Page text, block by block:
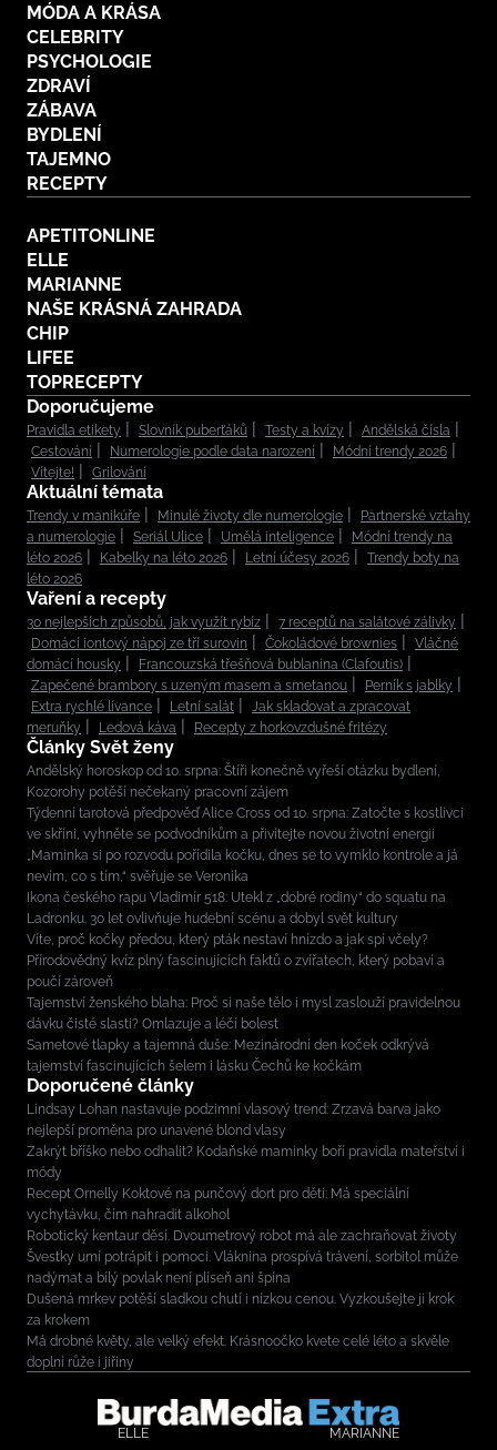
MÓDA A KRÁSA
CELEBRITY
PSYCHOLOGIE
ZDRAVÍ
ZÁBAVA
BYDLENÍ
TAJEMNO
RECEPTY
APETITONLINE
ELLE
MARIANNE
NAŠE KRÁSNÁ ZAHRADA
CHIP
LIFEE
TOPRECEPTY
Doporučujeme
Pravidla etikety Slovník puberťáků Testy a kvízy
Andělská čísla
Cestování
Numerologie podle data narození
Módní trendy 2026
Vítejte!
Grilování
Aktuální témata
Trendy v manikúře Minulé životy dle numerologie
Partnerské vztahy
a numerologie
Seriál Ulice Umělá inteligence
Módní trendy na
léto 2026
Kabelky na léto 2026 Letní účesy 2026
Trendy boty na
léto 2026
Vaření a recepty
30 nejlepších způsobů, jak využít rybíz
7 receptů na salátové zálivky
Domácí iontový nápoj ze tří surovin
Čokoládové brownies
Vláčné
domácí housky
Francouzská třešňová bublanina (Clafoutis)
Zapečené brambory s uzeným masem a smetanou
Perník s jablky
Extra rychlé lívance
Letní salát
Jak skladovat a zpracovat
meruňky
Ledová káva Recepty z horkovzdušné fritézy
Články Svět ženy
Andělský horoskop od 10. srpna: Štíři konečně vyřeší otázku bydlení,
Kozorohy potěší nečekaný pracovní zájem
Týdenní tarotová předpověď Alice Cross od 10. srpna: Zatočte s kostlivci
ve skříni, vyhněte se podvodníkům a přivítejte novou životní energii
„Maminka si po rozvodu pořídila kočku, dnes se to vymklo kontrole a já
nevím, co s tím,“ svěřuje se Veronika
Ikona českého rapu Vladimír 518: Utekl z „dobré rodiny“ do squatu na
Ladronku. 30 let ovlivňuje hudební scénu a dobyl svět kultury
Víte, proč kočky předou, který pták nestaví hnízdo a jak spí včely?
Přírodovědný kvíz plný fascinujících faktů o zvířatech, který pobaví a
poučí zároveň
Tajemství ženského blaha: Proč si naše tělo i mysl zaslouží pravidelnou
dávku čisté slasti? Omlazuje a léčí bolest
Sametové tlapky a tajemná duše: Mezinárodní den koček odkrývá
tajemství fascinujících šelem i lásku Čechů ke kočkám
Doporučené články
Lindsay Lohan nastavuje podzimní vlasový trend: Zrzavá barva jako
nejlepší proměna pro unavené blond vlasy
Zakrýt bříško nebo odhalit? Kodaňské maminky boří pravidla mateřství i
módy
Recept Ornelly Koktové na punčový dort pro děti: Má speciální
vychytávku, čím nahradit alkohol
Robotický kentaur děsí. Dvoumetrový robot má ale zachraňovat životy
Švestky umí potrápit i pomoci. Vláknina prospívá trávení, sorbitol může
nadýmat a bílý povlak není plíseň ani špína
Dušená mrkev potěší sladkou chutí i nízkou cenou. Vyzkoušejte ji krok
za krokem
Má drobné květy, ale velký efekt. Krásnoočko kvete celé léto a skvěle
doplní růže i jiřiny
ELLE MARIANNE